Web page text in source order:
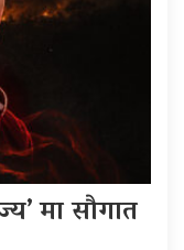
मा सौगात